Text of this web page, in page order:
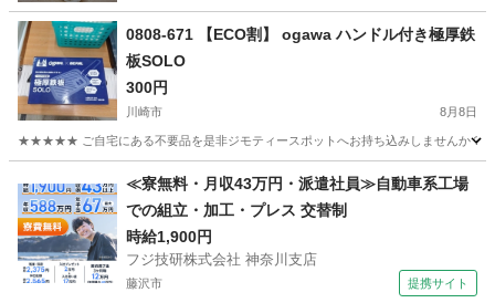
0808-671 【ECO割】 ogawa ハンドル付き極厚鉄
板SOLO
300円
川崎市 8月8日
★★★★★ ご自宅にある不要品を是非ジモティースポットへお持ち込みしませんか？
その他 ogawa
≪寮無料・月収43万円・派遣社員≫自動車系工場
での組立・加工・プレス 交替制
時給1,900円
フジ技研株式会社 神奈川支店
藤沢市 提携サイト